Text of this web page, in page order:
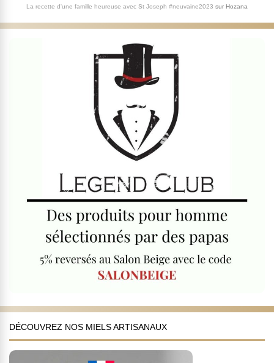
La recette d'une famille heureuse avec St Joseph #neuvaine2023 sur Hozana
DÉCOUVREZ NOS MIELS ARTISANAUX